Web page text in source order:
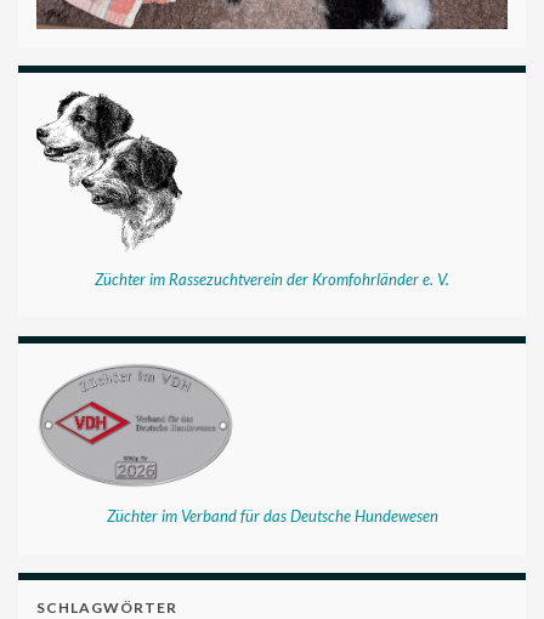
Züchter im Rassezuchtverein der Kromfohrländer e. V.
Züchter im Verband für das Deutsche Hundewesen
SCHLAGWÖRTER